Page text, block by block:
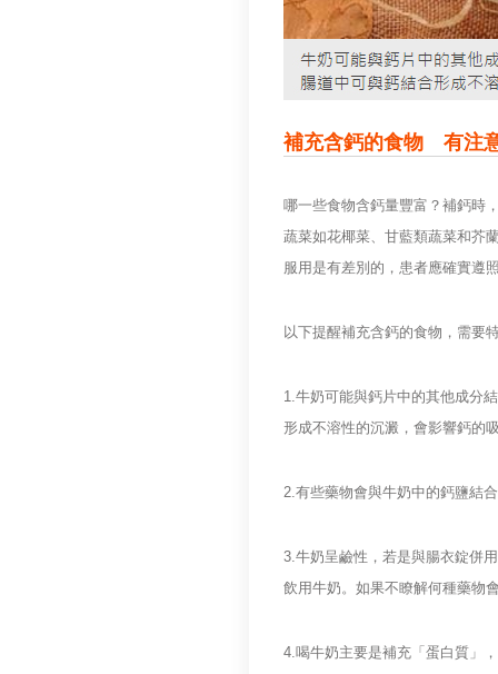
補充含鈣的食物 有注
哪一些食物含鈣量豐富？補鈣時
蔬菜如花椰菜、甘藍類蔬菜和芥
服用是有差別的，患者應確實遵
以下提醒補充含鈣的食物，需要
1.牛奶可能與鈣片中的其他成分
形成不溶性的沉澱，會影響鈣的
2.有些藥物會與牛奶中的鈣鹽結
3.牛奶呈鹼性，若是與腸衣錠併
飲用牛奶。如果不瞭解何種藥物
4.喝牛奶主要是補充「蛋白質」